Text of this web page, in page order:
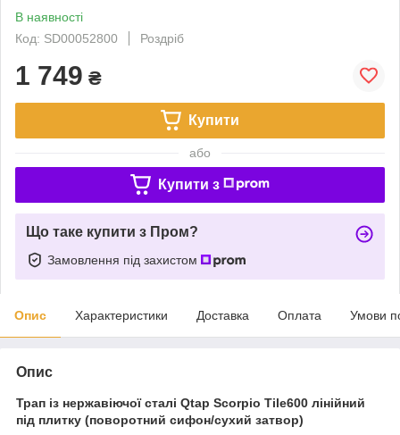
В наявності
Код: SD00052800
Роздріб
1 749 ₴
Купити
або
Купити з
Що таке купити з Пром?
Замовлення під захистом
Опис Характеристики Доставка Оплата Умови
Опис
Трап із нержавіючої сталі Qtap Scorpio Tile600 лінійний
під плитку (поворотний сифон/сухий затвор)